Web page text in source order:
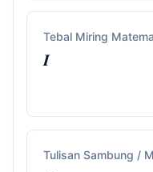
Tebal Miring
𝑰
Tulisan Sambung /